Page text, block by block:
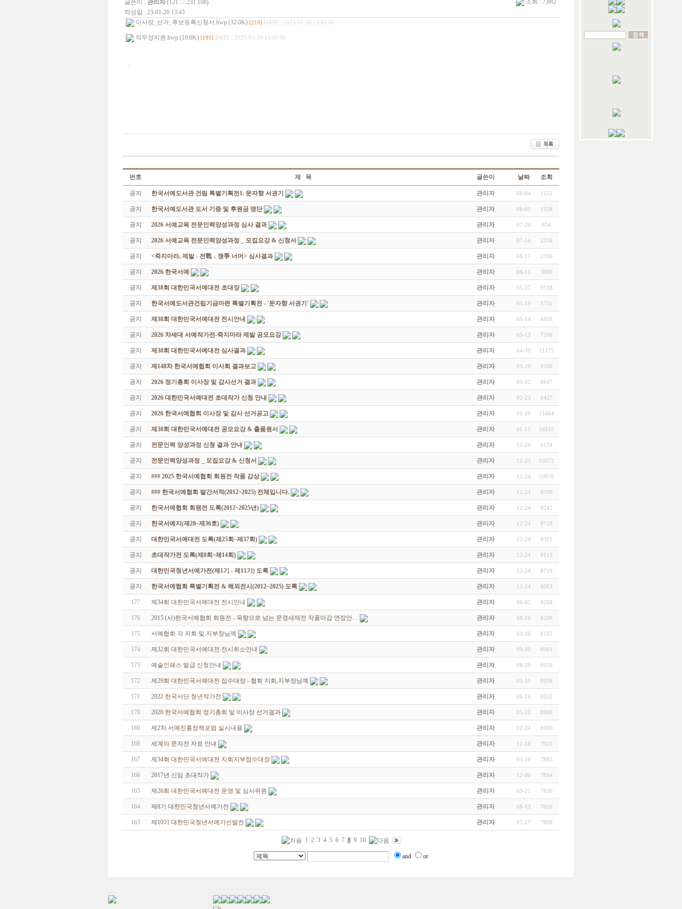
글쓴이 : 관리자 (121.♡.231.108)
작성일 : 23-01-20 13:43
조회 : 7,682
이사장_선거_후보등록신청서.hwp (32.0K) [219] DATE : 2023-01-20 13:45:00
직무정지원.hwp (16.0K) [191] DATE : 2023-01-20 13:45:00
.
번호 제 목 글쓴이 날짜 조회
공지 한국서예도서관 건립 특별기획전1. 문자향 서권기 관리자 08-04 1552
공지 한국서예도서관 도서 기증 및 후원금 명단 관리자 08-01 1528
공지 2026 서예교육 전문인력양성과정 심사 결과 관리자 07-24 854
공지 2026 서예교육 전문인력양성과정 _ 모집요강 & 신청서 관리자 07-14 2316
공지 <죽지마라, 제발 - 전戰 ․ 쟁爭 너머> 심사결과 관리자 06-17 2396
공지 2026 한국서예 관리자 06-11 3009
공지 제38회 대한민국서예대전 초대장 관리자 05-27 9538
공지 한국서예도서관건립기금마련 특별기획전 - '문자향 서권기' 관리자 05-19 3731
공지 제38회 대한민국서예대전 전시안내 관리자 05-14 4016
공지 2026 차세대 서예작가전-죽지마라 제발 공모요강 관리자 05-13 7266
공지 제38회 대한민국서예대전 심사결과 관리자 04-30 11175
공지 제148차 한국서예협회 이사회 결과보고 관리자 03-16 9206
공지 2026 정기총회 이사장 및 감사선거 결과 관리자 03-02 6647
공지 2026 대한민국서예대전 초대작가 신청 안내 관리자 02-23 6437
공지 2026 한국서예협회 이사장 및 감사 선거공고 관리자 01-19 11064
공지 제38회 대한민국서예대전 공모요강 & 출품원서 관리자 01-15 16810
공지 전문인력 양성과정 신청 결과 안내 관리자 12-29 9134
공지 전문인력양성과정 _ 모집요강 & 신청서 관리자 12-23 10572
공지 ### 2025 한국서예협회 회원전 작품 감상 관리자 12-24 10976
공지 ### 한국서예협회 발간서적(2012~2025) 전체입니다. 관리자 12-24 9399
공지 한국서예협회 회원전 도록(2012~2025년) 관리자 12-24 9242
공지 한국서예지(제28~제36호) 관리자 12-24 8728
공지 대한민국서예대전 도록(제25회~제37회) 관리자 12-24 9325
공지 초대작가전 도록(제8회~제14회) 관리자 12-24 9115
공지 대한민국청년서예가전(제1기 - 제11기) 도록 관리자 12-24 8719
공지 한국서예협회 특별기획전 & 해외전시(2012~2025) 도록 관리자 12-24 9063
177 제34회 대한민국서예대전 전시안내 관리자 06-02 8268
176 2015 (사)한국서예협회 회원전 - 묵향으로 넘는 문경새재전 작품마감 연장안… 관리자 08-28 8209
175 서예협회 각 지회 및 지부장님께 관리자 03-16 8105
174 제32회 대한민국서예대전 전시취소안내 관리자 09-30 8081
173 예술인패스 발급 신청안내 관리자 08-29 8059
172 제29회 대한민국서예대전 접수대장 - 협회 지회,지부장님꼐 관리자 03-10 8059
171 2022 한국서단 청년작가전 관리자 06-14 8052
170 2020 한국서예협회 정기총회 및 이사장 선거결과 관리자 05-23 8008
169 제2차 서예진흥정책포럼 실시내용 관리자 02-24 8000
168 세계의 문자전 자료 안내 관리자 12-18 7925
167 제34회 대한민국서예대전 지회지부접수대장 관리자 03-16 7885
166 2017년 신임 초대작가 관리자 12-06 7884
165 제26회 대한민국서예대전 운영 및 심사위원 관리자 03-21 7830
164 제8기 대한민국청년서예가전 관리자 08-13 7826
163 제10기 대한민국청년서예가선발전 관리자 07-17 7808
1 2 3 4 5 6 7 8 9 10
and or